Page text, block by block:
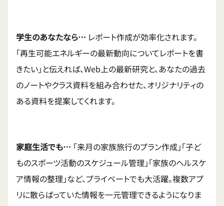
学生のあなたなら… レポート作成が効率化されます。
「再生可能エネルギーの最新動向についてレポートを書
きたい」と伝えれば、Web上の最新研究と、あなたの過去
のノートやクラス資料を組み合わせた、オリジナリティの
ある資料を提案してくれます。
家庭生活でも… 「来月の家族旅行のプラン作成」「子ど
ものスポーツ活動のスケジュール管理」「家族のヘルスケ
ア情報の整理」など、プライベートでも大活躍。複数アプ
リに散らばっていた情報を一元管理できるようになりま